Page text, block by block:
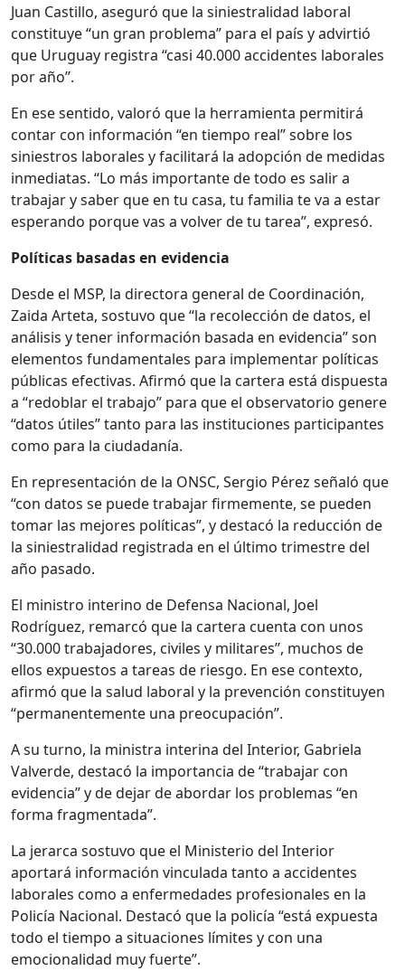
Juan Castillo, aseguró que la siniestralidad laboral
constituye “un gran problema” para el país y advirtió
que Uruguay registra “casi 40.000 accidentes laborales
por año”.
En ese sentido, valoró que la herramienta permitirá
contar con información “en tiempo real” sobre los
siniestros laborales y facilitará la adopción de medidas
inmediatas. “Lo más importante de todo es salir a
trabajar y saber que en tu casa, tu familia te va a estar
esperando porque vas a volver de tu tarea”, expresó.
Políticas basadas en evidencia
Desde el MSP, la directora general de Coordinación,
Zaida Arteta, sostuvo que “la recolección de datos, el
análisis y tener información basada en evidencia” son
elementos fundamentales para implementar políticas
públicas efectivas. Afirmó que la cartera está dispuesta
a “redoblar el trabajo” para que el observatorio genere
“datos útiles” tanto para las instituciones participantes
como para la ciudadanía.
En representación de la ONSC, Sergio Pérez señaló que
“con datos se puede trabajar firmemente, se pueden
tomar las mejores políticas”, y destacó la reducción de
la siniestralidad registrada en el último trimestre del
año pasado.
El ministro interino de Defensa Nacional, Joel
Rodríguez, remarcó que la cartera cuenta con unos
“30.000 trabajadores, civiles y militares”, muchos de
ellos expuestos a tareas de riesgo. En ese contexto,
afirmó que la salud laboral y la prevención constituyen
“permanentemente una preocupación”.
A su turno, la ministra interina del Interior, Gabriela
Valverde, destacó la importancia de “trabajar con
evidencia” y de dejar de abordar los problemas “en
forma fragmentada”.
La jerarca sostuvo que el Ministerio del Interior
aportará información vinculada tanto a accidentes
laborales como a enfermedades profesionales en la
Policía Nacional. Destacó que la policía “está expuesta
todo el tiempo a situaciones límites y con una
emocionalidad muy fuerte”.